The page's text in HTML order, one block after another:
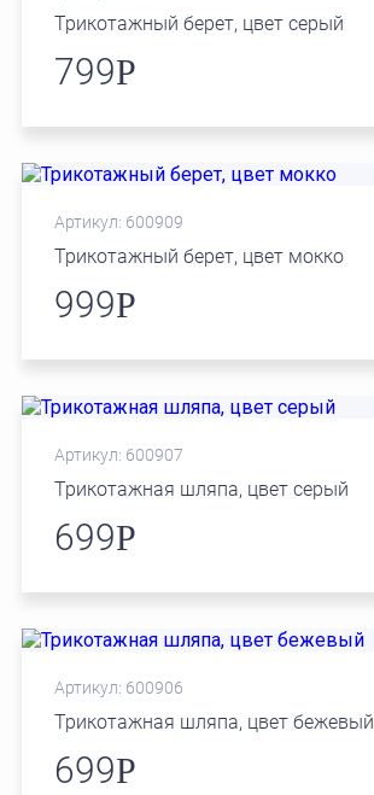
Трикотажный берет, цвет серый
799Р
Артикул: 600909
Трикотажный берет, цвет мокко
999Р
Артикул: 600907
Трикотажная шляпа, цвет серый
699Р
Артикул: 600906
Трикотажная шляпа, цвет бежевый
699Р